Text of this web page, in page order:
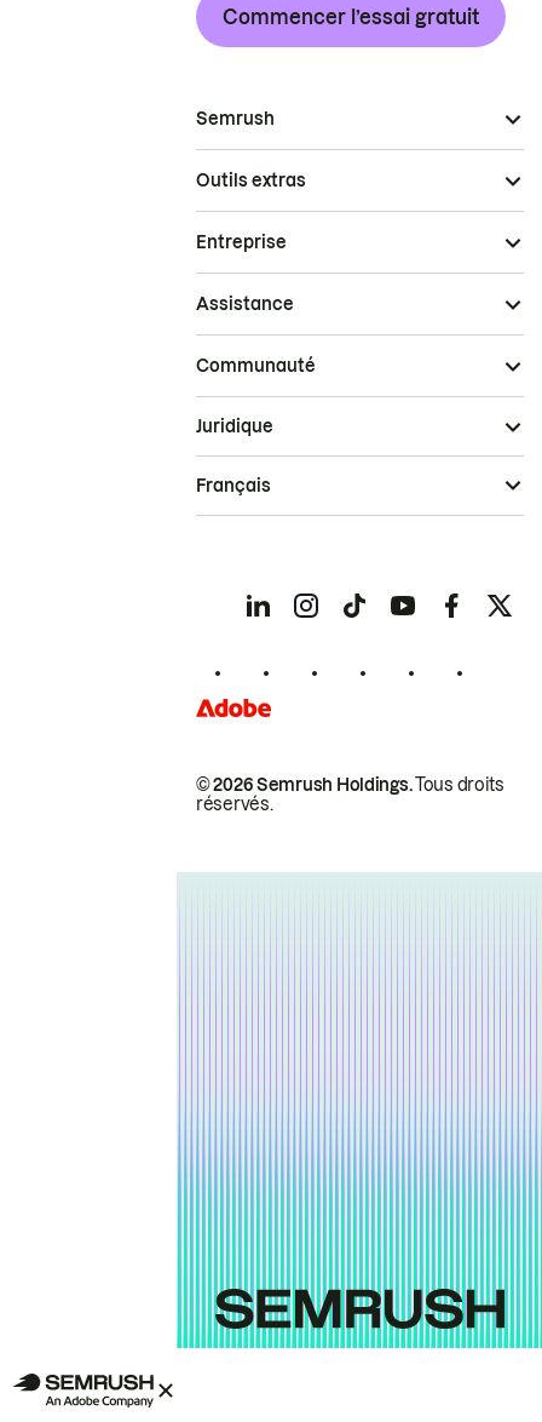
Commencer l’essai gratuit
Semrush
Outils extras
Entreprise
Assistance
Communauté
© 2026 Semrush Holdings.Tous droits
réservés.
Juridique
Français